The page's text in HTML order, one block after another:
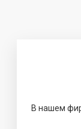
В нашем